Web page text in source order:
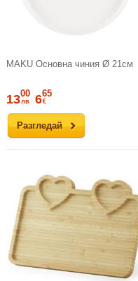
MAKU Основна чиния Ø 21см
Разгледай
1300
лв 665
€